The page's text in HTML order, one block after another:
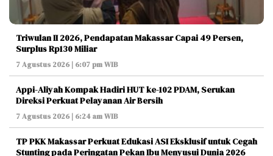
Triwulan II 2026, Pendapatan Makassar Capai 49 Persen,
Surplus Rp130 Miliar
7 Agustus 2026 | 6:07 pm WIB
Appi-Aliyah Kompak Hadiri HUT ke-102 PDAM, Serukan
Direksi Perkuat Pelayanan Air Bersih
7 Agustus 2026 | 6:24 am WIB
TP PKK Makassar Perkuat Edukasi ASI Eksklusif untuk Cegah
Stunting pada Peringatan Pekan Ibu Menyusui Dunia 2026